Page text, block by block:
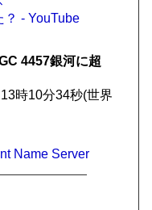
？ - YouTube
4457銀河に超
時10分34秒(世界
Name Server